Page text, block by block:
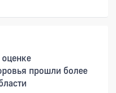
прошли более